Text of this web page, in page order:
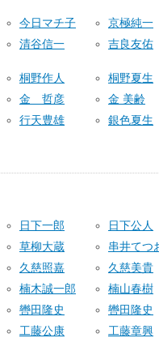
今日マチ子
京極純一
清谷信一 吉良友佑
桐野作人
桐野夏生
金 哲彦
金 美齢
行天豊雄 銀色夏生
日下一郎
日下公人
草柳大蔵
串井てつ
久慈照嘉
久慈美貴
楠木誠一郎
楠山春樹
轡田隆史
轡田隆史
工藤公康
工藤章興